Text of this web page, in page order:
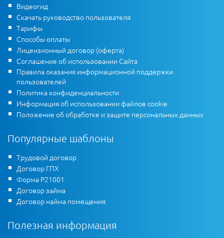
Видеогид
Скачать руководство пользователя
Тарифы
Способы оплаты
Лицензионный договор (оферта)
Соглашение об использовании Сайта
Правила оказания информационной поддержки
пользователей
Политика конфиденциальности
Информация об использовании файлов cookie
Положение об обработке и защите персональных данных
Популярные шаблоны
Трудовой договор
Договор ГПХ
Форма Р21001
Договор займа
Договор найма помещения
Полезная информация